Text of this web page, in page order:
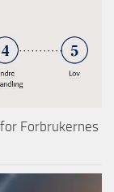
Forbrukernes